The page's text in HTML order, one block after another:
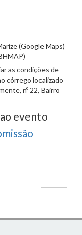
(Google Maps)
as condições de
córrego localizado
nº 22, Bairro
evento